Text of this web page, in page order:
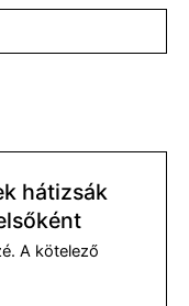
hátizsák
A kötelező